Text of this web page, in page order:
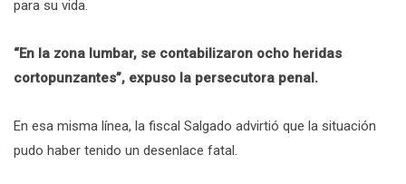
para su vida.
“En la zona lumbar, se contabilizaron ocho heridas
cortopunzantes”, expuso la persecutora penal.
En esa misma línea, la fiscal Salgado advirtió que la situación
pudo haber tenido un desenlace fatal.